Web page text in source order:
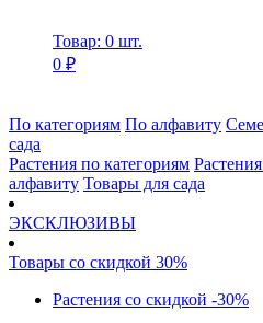
Товар: 0 шт.
0 ₽
По категориям По алфавиту
сада
Растения по категориям
алфавиту Товары для сада
ЭКСКЛЮЗИВЫ
Товары со скидкой 30%
Растения со скидкой -30%